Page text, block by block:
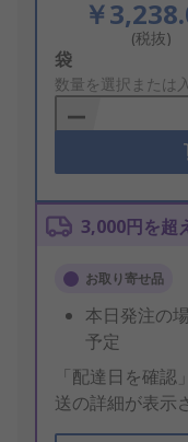
￥
(税抜)
Add
to
Basket
袋
数量を選択または
3,000円を超
お取り寄せ品
本日発注の
予定
「配達日を確
送の詳細が表示